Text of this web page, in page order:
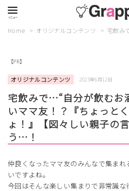
Home オリジナルコンテンツ 宅飲み
【PR】
オリジナルコンテンツ 2023年6月12日
宅飲みで…“自分が飲むお
いママ友！？『ちょっと
ょ！』【図々しい親子の
う…！
仲良くなったママ友のみんなで集まれ
いですよね。
今回はそんな楽しい集まりで非常識